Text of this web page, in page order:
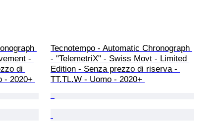
-
di
- 2020+
Tecnotempo - Automatic Chronograph
- "TelemetriX" - Swiss Movt - Limited
Edition - Senza prezzo di riserva -
TT.TL.W - Uomo - 2020+